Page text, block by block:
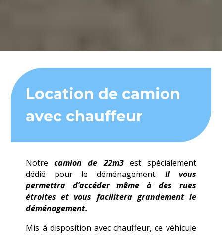
Location de camion
avec chauffeur
Notrecamion de 22m3est spécialement
dédié pour le déménagement.Il vous
permettra d’accéder même à des rues
étroites et vous facilitera grandement le
déménagement.
Mis à disposition avec chauffeur, ce véhicule